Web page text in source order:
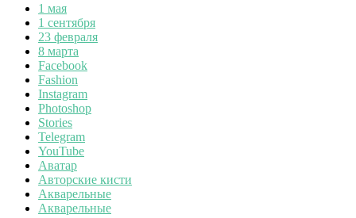
1 мая
1 сентября
23 февраля
8 марта
Facebook
Fashion
Instagram
Photoshop
Stories
Telegram
YouTube
Аватар
Авторские кисти
Акварельные
Акварельные